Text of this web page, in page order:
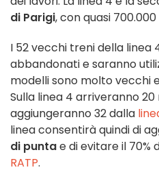
di Parigi, con quasi
I 52 vecchi treni della linea
abbandonati e saranno
modelli sono molto vecchi
Sulla linea 4 arriveranno
aggiungeranno 32 dalla
linea consentirà quindi di
di puntae di evitare il 70%
RATP.